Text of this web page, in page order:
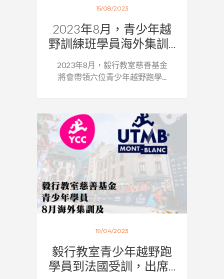
15/08/2023
2023年8月，青少年越
野訓練班學員海外集訓...
2023年8月，毅行教室慈善基金
將會帶領六位青少年越野跑學...
19/04/2023
毅行教室青少年越野跑
學員到法國受訓，出席...